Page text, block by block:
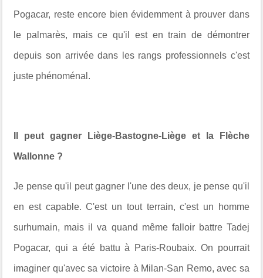
Pogacar, reste encore bien évidemment à prouver dans
le palmarès, mais ce qu'il est en train de démontrer
depuis son arrivée dans les rangs professionnels c'est
juste phénoménal.
Il peut gagner Liège-Bastogne-Liège et la Flèche
Wallonne ?
Je pense qu'il peut gagner l'une des deux, je pense qu'il
en est capable. C'est un tout terrain, c'est un homme
surhumain, mais il va quand même falloir battre Tadej
Pogacar, qui a été battu à Paris-Roubaix. On pourrait
imaginer qu'avec sa victoire à Milan-San Remo, avec sa